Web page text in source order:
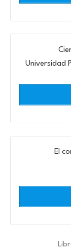
Universidad
El